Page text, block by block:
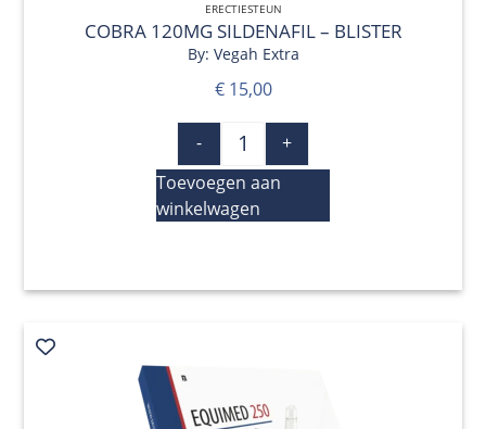
QUICK VIEW
ERECTIESTEUN
COBRA 120MG SILDENAFIL – BLISTER
By: Vegah Extra
€15,00
-
+
Toevoegen aan
winkelwagen